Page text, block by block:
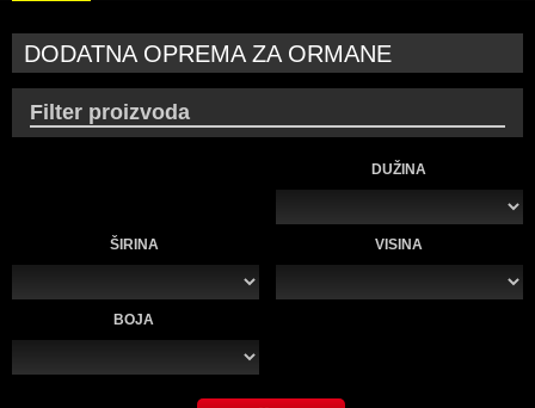
DODATNA OPREMA ZA ORMANE
Filter proizvoda
DUŽINA
ŠIRINA VISINA
BOJA